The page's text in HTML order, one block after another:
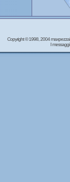
Copyright © 1998, 2004
I